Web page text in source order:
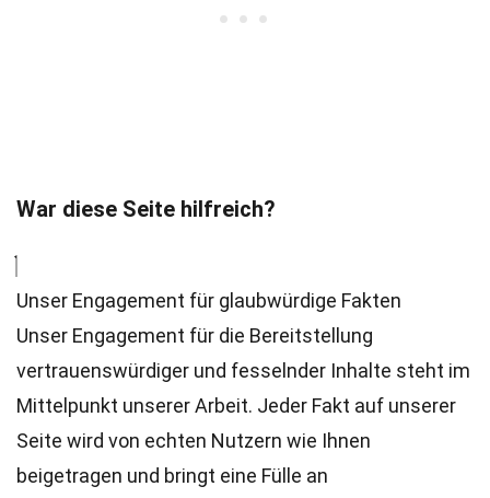
War diese Seite hilfreich?
Unser Engagement für glaubwürdige Fakten
Unser Engagement für die Bereitstellung
vertrauenswürdiger und fesselnder Inhalte steht im
Mittelpunkt unserer Arbeit. Jeder Fakt auf unserer
Seite wird von echten Nutzern wie Ihnen
beigetragen und bringt eine Fülle an